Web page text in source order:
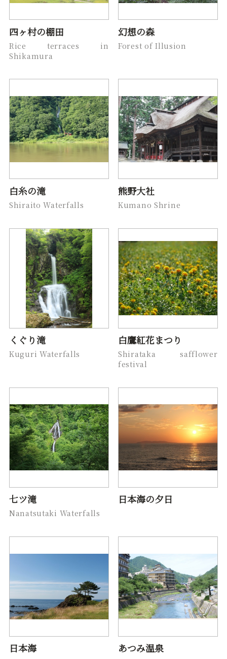
四ヶ村の棚田
Rice terraces in
Shikamura
幻想の森
Forest of Illusion
白糸の滝
Shiraito Waterfalls
熊野大社
Kumano Shrine
くぐり滝
Kuguri Waterfalls
白鷹紅花まつり
Shirataka safflower
festival
七ツ滝
Nanatsutaki Waterfalls
日本海の夕日
日本海 あつみ温泉